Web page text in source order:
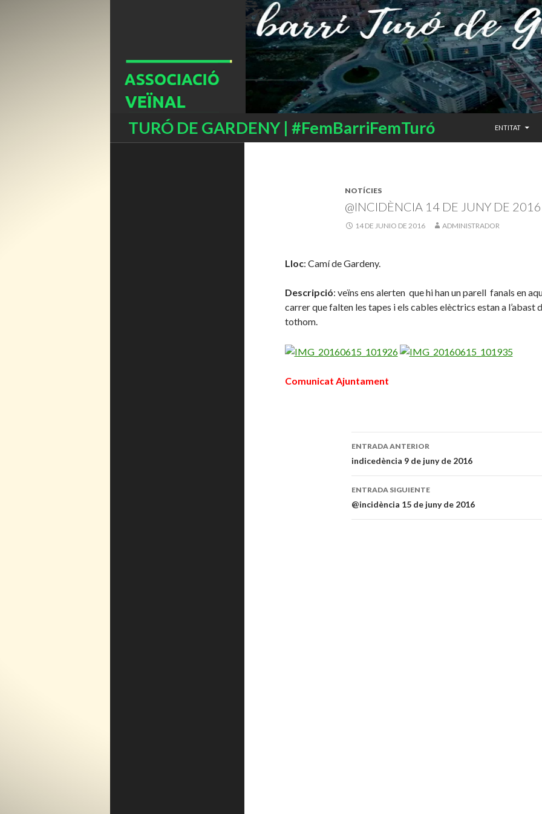
TURÓ DE GARDENY | #FemBarriFemTuró
Buscar
ENTITAT
NOTÍCIES
@INCIDÈNCIA 14 DE JUNY DE 2016
14 DE JUNIO DE 2016 ADMINISTRADOR
Lloc: Camí de Gardeny.
Descripció: veïns ens alerten que hi han un parell fanals en
carrer que falten les tapes i els cables elèctrics estan a l’abast
tothom.
Comunicat Ajuntament
Navegación
de
entradas
ENTRADA ANTERIOR
indicedència 9 de juny de 2016
ENTRADA SIGUIENTE
@incidència 15 de juny de 2016